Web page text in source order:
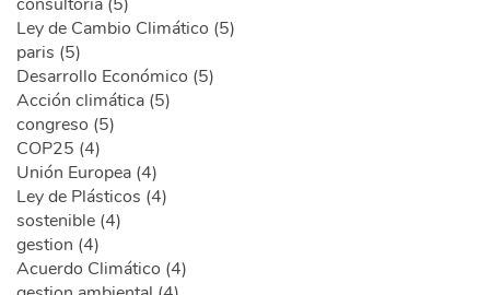
Ley de Cambio Climático (5)
paris (5)
Desarrollo Económico (5)
Acción climática (5)
congreso (5)
COP25 (4)
Unión Europea (4)
Ley de Plásticos (4)
sostenible (4)
gestion (4)
Acuerdo Climático (4)